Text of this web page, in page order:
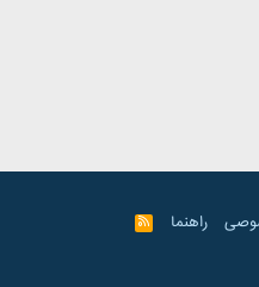
راهنما
R
S